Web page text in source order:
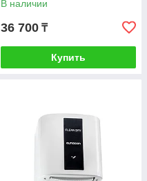
В наличии
36 700 ₸
Купить